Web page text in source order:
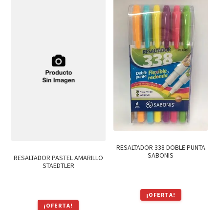
RESALTADOR PASTEL AMARILLO
STAEDTLER
¡OFERTA!
RESALTADOR 338 DOBLE PUNTA
SABONIS
¡OFERTA!